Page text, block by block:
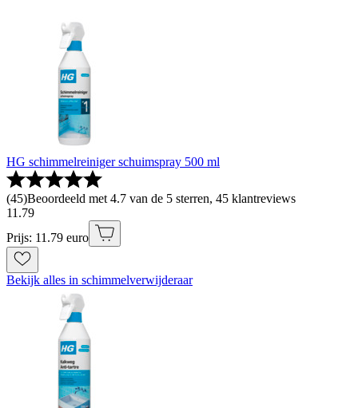
HG schimmelreiniger schuimspray 500 ml
(45)Beoordeeld met 4.7 van de 5 sterren, 45 klantreviews
11 .79
Prijs: 11.79 euro
Bekijk alles in schimmelverwijderaar